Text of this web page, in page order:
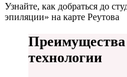
Узнайте, как добраться до
эпиляции» на карте Реутова
Преимущества
технологии